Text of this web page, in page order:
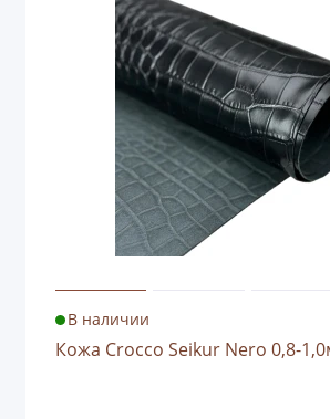
В наличии
Кожа Crocco Seikur Nero 0,8-